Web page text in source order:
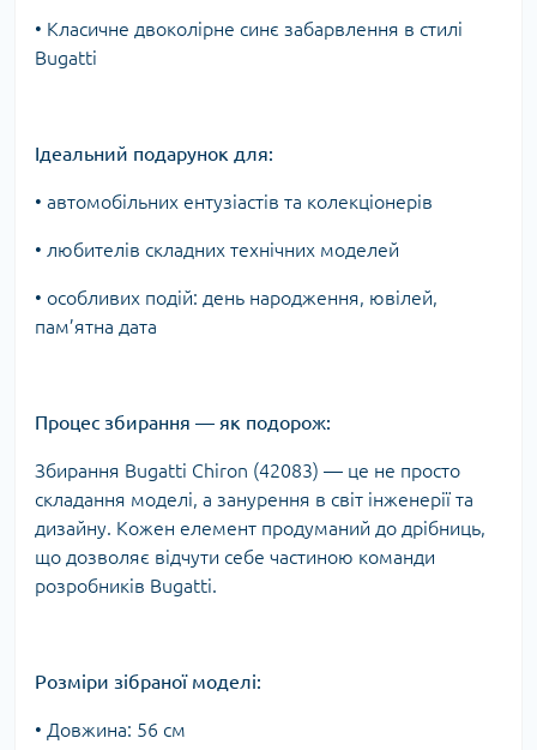
• Класичне двоколірне синє забарвлення в стилі
Bugatti
Ідеальний подарунок для:
• автомобільних ентузіастів та колекціонерів
• любителів складних технічних моделей
• особливих подій: день народження, ювілей,
пам’ятна дата
Процес збирання — як подорож:
Збирання Bugatti Chiron (42083) — це не просто
складання моделі, а занурення в світ інженерії та
дизайну. Кожен елемент продуманий до дрібниць,
що дозволяє відчути себе частиною команди
розробників Bugatti.
Розміри зібраної моделі:
• Довжина: 56 см